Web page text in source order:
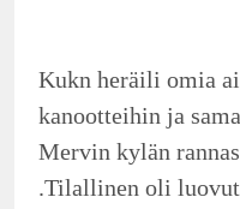
Kukn heräili omia
kanootteihin ja
Mervin kylän
.Tilallinen oli